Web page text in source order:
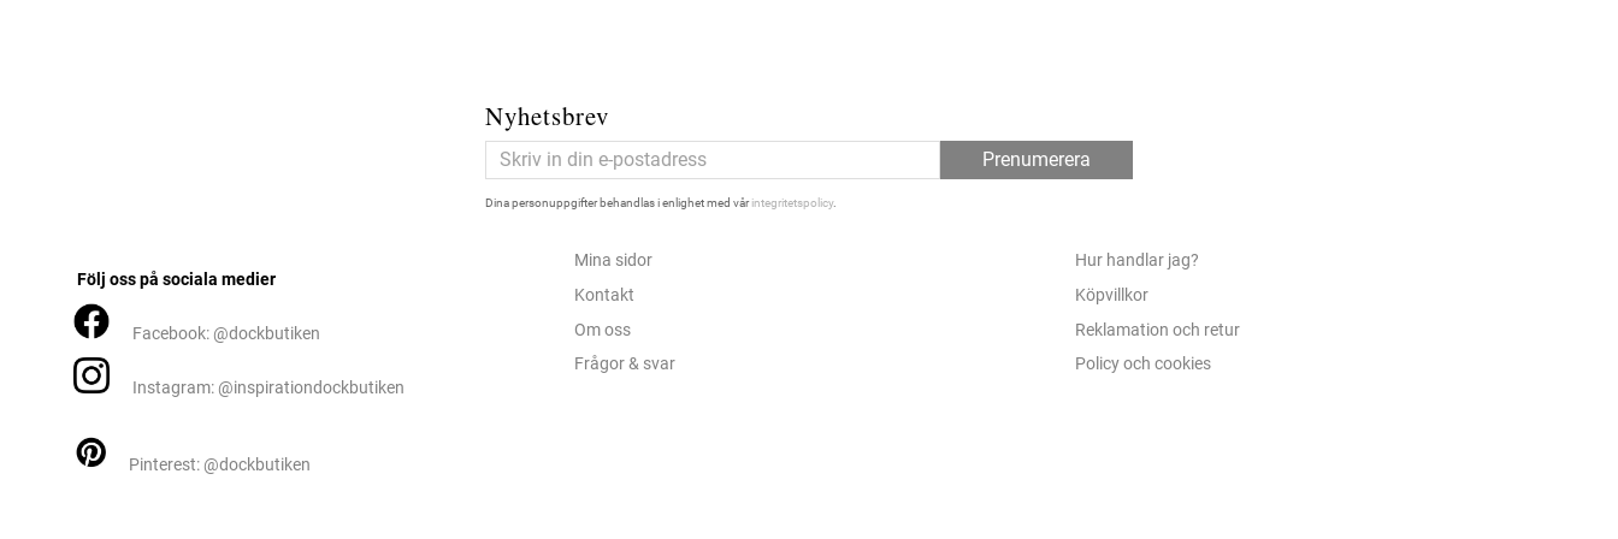
Nyhetsbrev
Prenumerera
Dina personuppgifter behandlas i enlighet med vårintegritetspolicy.
Följ oss på sociala medier
Facebook: @dockbutiken
Instagram: @inspirationdockbutiken
Pinterest: @dockbutiken
Mina sidor
Kontakt
Om oss
Frågor & svar
Hur handlar jag?
Köpvillkor
Reklamation och retur
Policy och cookies